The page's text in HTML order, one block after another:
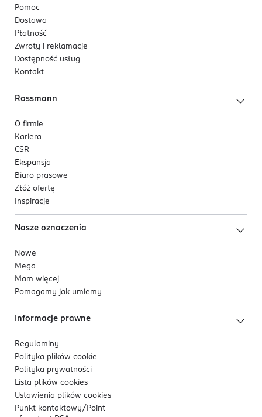
Pomoc
Dostawa
Płatność
Zwroty i reklamacje
Dostępność usług
Kontakt
Rossmann
O firmie
Kariera
CSR
Ekspansja
Biuro prasowe
Złóż ofertę
Inspiracje
Nasze oznaczenia
Nowe
Mega
Mam więcej
Pomagamy jak umiemy
Informacje prawne
Regulaminy
Polityka plików cookie
Polityka prywatności
Lista plików cookies
Ustawienia plików cookies
Punkt kontaktowy/ Point